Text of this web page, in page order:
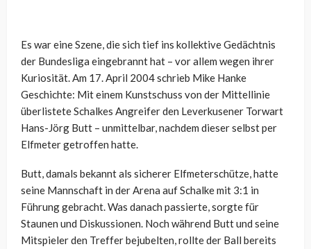
Es war eine Szene, die sich tief ins kollektive Gedächtnis
der Bundesliga eingebrannt hat – vor allem wegen ihrer
Kuriosität. Am 17. April 2004 schrieb Mike Hanke
Geschichte: Mit einem Kunstschuss von der Mittellinie
überlistete Schalkes Angreifer den Leverkusener Torwart
Hans-Jörg Butt – unmittelbar, nachdem dieser selbst per
Elfmeter getroffen hatte.
Butt, damals bekannt als sicherer Elfmeterschütze, hatte
seine Mannschaft in der Arena auf Schalke mit 3:1 in
Führung gebracht. Was danach passierte, sorgte für
Staunen und Diskussionen. Noch während Butt und seine
Mitspieler den Treffer bejubelten, rollte der Ball bereits